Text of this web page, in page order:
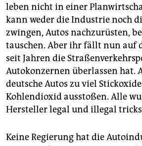
leben nicht in einer
kann weder die Industrie noch
zwingen, Autos nachzurüsten,
tauschen. Aber ihr fällt nun auf
seit Jahren die
Autokonzernen überlassen hat.
deutsche Autos zu viel
Kohlendioxid ausstoßen. Alle
Hersteller legal und illegal
Keine Regierung hat die